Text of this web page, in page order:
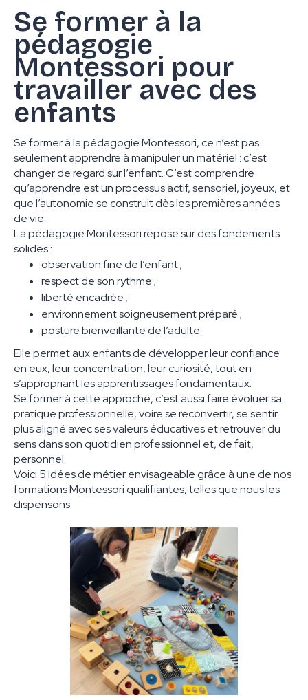
Se former à la
pédagogie
Montessori pour
travailler avec des
enfants
Se former à la pédagogie Montessori, ce n’est pas
seulement apprendre à manipuler un matériel : c’est
changer de regard sur l’enfant. C’est comprendre
qu’apprendre est un processus actif, sensoriel, joyeux, et
que l’autonomie se construit dès les premières années
de vie.
La pédagogie Montessori repose sur des fondements
solides :
observation fine de l’enfant ;
respect de son rythme ;
liberté encadrée ;
environnement soigneusement préparé ;
posture bienveillante de l’adulte.
Elle permet aux enfants de développer leur confiance
en eux, leur concentration, leur curiosité, tout en
s’appropriant les apprentissages fondamentaux.
Se former à cette approche, c’est aussi faire évoluer sa
pratique professionnelle, voire se reconvertir, se sentir
plus aligné avec ses valeurs éducatives et retrouver du
sens dans son quotidien professionnel et, de fait,
personnel.
Voici 5 idées de métier envisageable grâce à une de nos
formations Montessori qualifiantes, telles que nous les
dispensons.